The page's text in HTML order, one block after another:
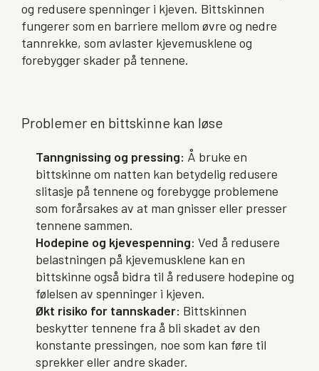
og redusere spenninger i kjeven. Bittskinnen
fungerer som en barriere mellom øvre og nedre
tannrekke, som avlaster kjevemusklene og
forebygger skader på tennene.
Problemer en bittskinne kan løse
Tanngnissing og pressing: Å bruke en
bittskinne om natten kan betydelig redusere
slitasje på tennene og forebygge problemene
som forårsakes av at man gnisser eller presser
tennene sammen.
Hodepine og kjevespenning: Ved å redusere
belastningen på kjevemusklene kan en
bittskinne også bidra til å redusere hodepine og
følelsen av spenninger i kjeven.
Økt risiko for tannskader: Bittskinnen
beskytter tennene fra å bli skadet av den
konstante pressingen, noe som kan føre til
sprekker eller andre skader.